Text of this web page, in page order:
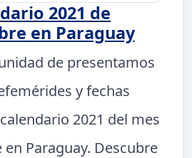
2021 de
en Paraguay
de presentamos
y fechas
2021 del mes
Paraguay. Descubre